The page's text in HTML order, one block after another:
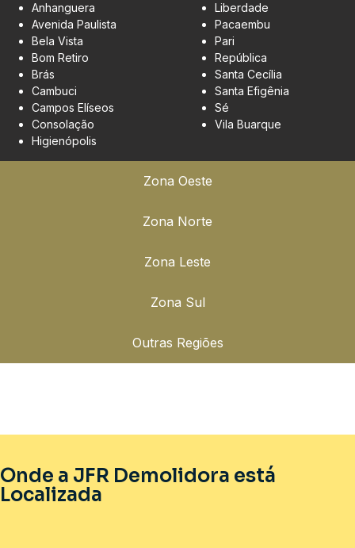
Zona Oeste
Zona Norte
Zona Leste
Zona Sul
Outras Regiões
Anhanguera
Avenida Paulista
Bela Vista
Bom Retiro
Brás
Cambuci
Campos Elíseos
Consolação
Higienópolis
Liberdade
Pacaembu
Pari
República
Santa Cecília
Santa Efigênia
Sé
Vila Buarque
Onde a JFR Demolidora está
Localizada